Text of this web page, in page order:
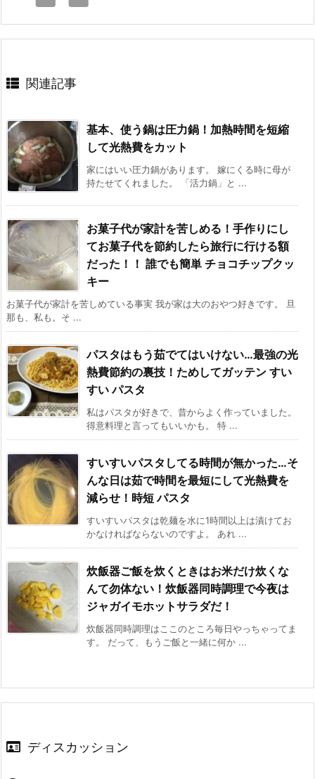
関連記事
基本、使う鍋は圧力鍋！加熱時間を短縮
して光熱費をカット
家にはいい圧力鍋があります。 嫁にくる時に母が
持たせてくれました。 「活力鍋」と ...
お菓子代が家計を苦しめる！手作りにし
てお菓子代を節約したら旅行に行ける額
だった！！ 誰でも簡単 チョコチップクッ
キー
お菓子代が家計を苦しめている事実 我が家は大のおやつ好きです。 旦
那も、私も。そ ...
パスタはもう茹でてはいけない…最強の光
熱費節約の裏技！ためしてガッテン すい
すい パスタ
私はパスタが好きで、昔からよく作っていました。
得意料理と言ってもいいかも。 特 ...
すいすいパスタしてる時間が無かった…そ
んな日は茹で時間を最短にして光熱費を
減らせ！時短 パスタ
すいすいパスタは乾麺を水に1時間以上は漬けてお
かなければならないのですよ。 あれ ...
炊飯器ご飯を炊くときはお米だけ炊くな
んて勿体ない！炊飯器同時調理で今夜は
ジャガイモホットサラダだ！
炊飯器同時調理はここのところ毎日やっちゃってま
す。 だって、もうご飯と一緒に何か ...
ディスカッション